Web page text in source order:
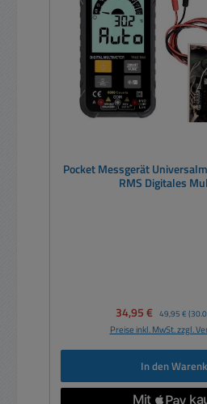
Pocket Messgerät
RMS Digitales
Verkaufspreis:
34,95 € Regulärer
49,95 €
Preise inkl. MwSt. zzgl.
In den